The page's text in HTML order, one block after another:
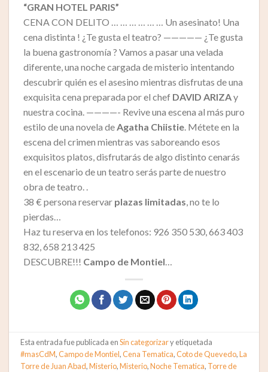
“GRAN HOTEL PARIS”
CENA CON DELITO … … … … … … Un asesinato! Una
cena distinta ! ¿Te gusta el teatro? ————— ¿Te gusta
la buena gastronomía ? Vamos a pasar una velada
diferente, una noche cargada de misterio intentando
descubrir quién es el asesino mientras disfrutas de una
exquisita cena preparada por el chef DAVID ARIZAy
nuestra cocina. ————- Revive una escena al más puro
estilo de una novela de Agatha Chiistie . Métete en la
escena del crimen mientras vas saboreando esos
exquisitos platos, disfrutarás de algo distinto cenarás
en el escenario de un teatro serás parte de nuestro
obra de teatro. .
38 € persona reservar plazas limitadas , no te lo
pierdas…
Haz tu reserva en los telefonos: 926 350 530, 663 403
832, 658 213 425
DESCUBRE!!! Campo de Montiel
Esta entrada fue publicada enSin categorizary etiquetada
#masCdM,Campo de Montiel,Cena Tematica,Coto de Quevedo,La
Torre de Juan Abad,Misterio,Misterio,Noche Tematica, Torre de